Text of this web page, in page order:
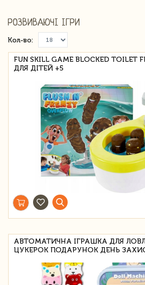
РОЗВИВАЮЧІ ІГРИ
Кол-во:
FUN SKILL GAME BLOCKED TOILET
ДЛЯ ДІТЕЙ +5
АВТОМАТИЧНА ІГРАШКА ДЛЯ
ЦУКЕРОК ПОДАРУНОК ДЕНЬ